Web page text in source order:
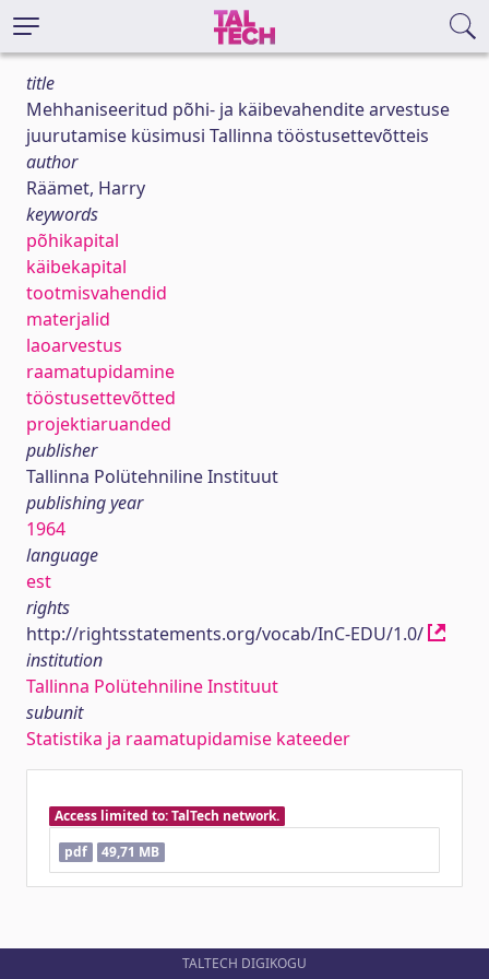
title
Mehhaniseeritud põhi- ja käibevahendite arvestuse
juurutamise küsimusi Tallinna tööstusettevõtteis
author
Räämet, Harry
keywords
põhikapital
käibekapital
tootmisvahendid
materjalid
laoarvestus
raamatupidamine
tööstusettevõtted
projektiaruanded
publisher
Tallinna Polütehniline Instituut
publishing year
1964
language
est
rights
http://rightsstatements.org/vocab/InC-EDU/1.0/
institution
Tallinna Polütehniline Instituut
subunit
Statistika ja raamatupidamise kateeder
Access limited to: TalTech network.
pdf
49,71 MB
TALTECH DIGIKOGU